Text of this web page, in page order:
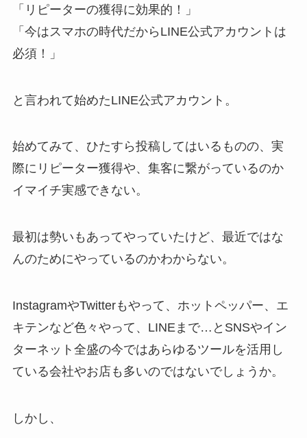
「リピーターの獲得に効果的！」
「今はスマホの時代だからLINE公式アカウントは
必須！」
と言われて始めたLINE公式アカウント。
始めてみて、ひたすら投稿してはいるものの、実
際にリピーター獲得や、集客に繋がっているのか
イマイチ実感できない。
最初は勢いもあってやっていたけど、最近ではな
んのためにやっているのかわからない。
InstagramやTwitterもやって、ホットペッパー、エ
キテンなど色々やって、LINEまで…とSNSやイン
ターネット全盛の今ではあらゆるツールを活用し
ている会社やお店も多いのではないでしょうか。
しかし、